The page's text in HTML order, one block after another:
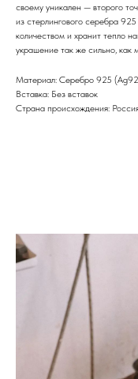
своему уникален — второго
из стерлингового серебра
количеством и хранит тепло
украшение так же сильно, как
Материал: Cеребро 925
Вставка: Без вставок
Страна происхождения: